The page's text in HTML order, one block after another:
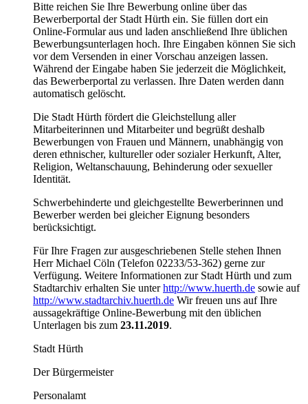
Bitte reichen Sie Ihre Bewerbung online über das
Bewerberportal der Stadt Hürth ein. Sie füllen dort ein
Online-Formular aus und laden anschließend Ihre üblichen
Bewerbungsunterlagen hoch. Ihre Eingaben können Sie sich
vor dem Versenden in einer Vorschau anzeigen lassen.
Während der Eingabe haben Sie jederzeit die Möglichkeit,
das Bewerberportal zu verlassen. Ihre Daten werden dann
automatisch gelöscht.
Die Stadt Hürth fördert die Gleichstellung aller
Mitarbeiterinnen und Mitarbeiter und begrüßt deshalb
Bewerbungen von Frauen und Männern, unabhängig von
deren ethnischer, kultureller oder sozialer Herkunft, Alter,
Religion, Weltanschauung, Behinderung oder sexueller
Identität.
Schwerbehinderte und gleichgestellte Bewerberinnen und
Bewerber werden bei gleicher Eignung besonders
berücksichtigt.
Für Ihre Fragen zur ausgeschriebenen Stelle stehen Ihnen
Herr Michael Cöln (Telefon 02233/53-362) gerne zur
Verfügung. Weitere Informationen zur Stadt Hürth und zum
Stadtarchiv erhalten Sie unterhttp://www.huerth.de sowie auf
http://www.stadtarchiv.huerth.de Wir freuen uns auf Ihre
aussagekräftige Online-Bewerbung mit den üblichen
Unterlagen bis zum 23.11.2019.
Stadt Hürth
Der Bürgermeister
Personalamt